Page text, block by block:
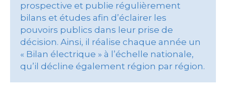
prospective et publie régulièrement
bilans et études afin d’éclairer les
pouvoirs publics dans leur prise de
décision. Ainsi, il réalise chaque année un
« Bilan électrique » à l’échelle nationale,
qu’il décline également région par région.